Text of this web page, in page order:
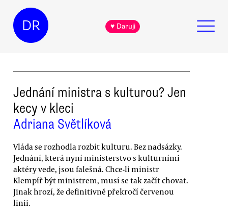
DR ♥ Daruji
Jednání ministra s kulturou? Jen
kecy v kleci
Adriana Světlíková
Vláda se rozhodla rozbít kulturu. Bez nadsázky.
Jednání, která nyní ministerstvo s kulturními
aktéry vede, jsou falešná. Chce-li ministr
Klempíř být ministrem, musí se tak začít chovat.
Jinak hrozí, že definitivně překročí červenou
linii.